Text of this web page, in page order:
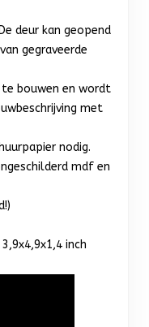
deur kan geopend
gegraveerde
bouwen en wordt
met
nodig.
mdf en
inch